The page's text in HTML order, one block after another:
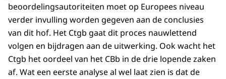
beoordelingsautoriteiten moet op Europees niveau
verder invulling worden gegeven aan de conclusies
van dit hof. Het Ctgb gaat dit proces nauwlettend
volgen en bijdragen aan de uitwerking. Ook wacht het
Ctgb het oordeel van het CBb in de drie lopende zaken
af. Wat een eerste analyse al wel laat zien is dat de